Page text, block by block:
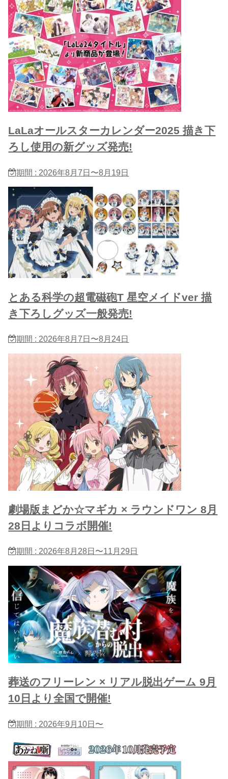
LaLaオールスターカレンダー2025 描き下
ろし使用の新グッズ発売!
期間 : 2026年8月7日〜8月19日
とある科学の超電磁砲T 星​空メイドver 描
き下ろしグッズ一般発売!
期間 : 2026年8月7日〜8月24日
劇場版まどか☆マギカ × ラウンドワン 8月
28日よりコラボ開催!
期間 : 2026年8月28日〜11月29日
葬送のフリーレン × リアル脱出ゲーム 9月
10日より全国で開催!
期間 : 2026年9月10日〜